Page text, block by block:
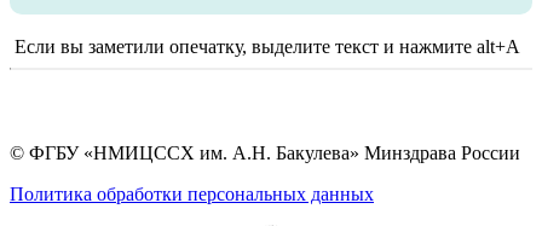
Если вы заметили опечатку, выделите текст и нажмите alt+A
© ФГБУ «НМИЦССХ им. А.Н. Бакулева» Минздрава России
Политика обработки персональных данных